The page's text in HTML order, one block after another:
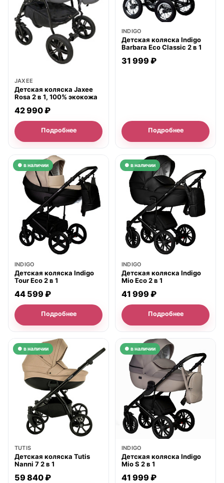
JAXEE
Детская коляска Jaxee
Rosa 2 в 1, 100% экокожа
42 990 ₽
Подробнее
INDIGO
Детская коляска Indigo
Barbara Eco Classic 2 в 1
31 999 ₽
Подробнее
● в наличии
INDIGO
Детская коляска Indigo
Tour Eco 2 в 1
44 599 ₽
Подробнее
● в наличии
INDIGO
Детская коляска Indigo
Mio Eco 2 в 1
41 999 ₽
Подробнее
● в наличии
TUTIS
Детская коляска Tutis
Nanni 7 2 в 1
59 840 ₽
● в наличии
INDIGO
Детская коляска Indigo
Mio S 2 в 1
41 999 ₽